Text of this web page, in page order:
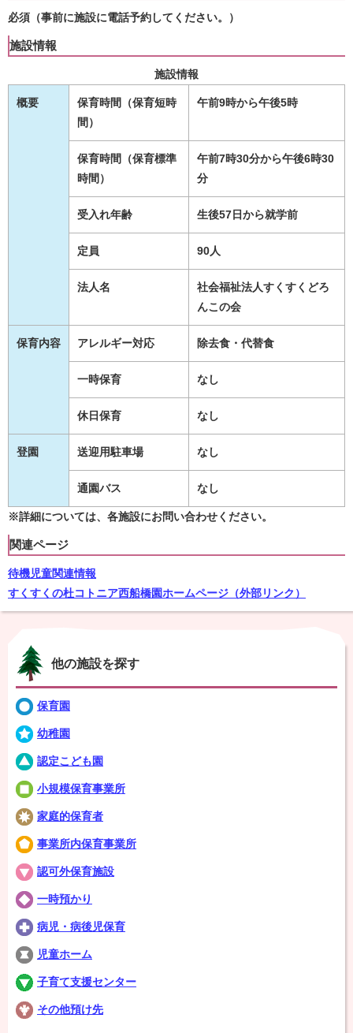
必須 （事前に施設に電話予約してください。）
施設情報
施設情報
概要
保育時間（保育短時
間）
午前9時から午後5時
保育時間（保育標準
時間）
午前7時30分から午後6時30
分
受入れ年齢 生後57日から就学前
定員 90人
法人名
社会福祉法人すくすくどろ
んこの会
保育内容 アレルギー対応 除去食・代替食
一時保育 なし
休日保育 なし
登園 送迎用駐車場 なし
通園バス なし
※詳細については、各施設にお問い合わせください。
関連ページ
待機児童関連情報
すくすくの杜コトニア西船橋園ホームページ（外部リンク）
他の施設を探す
保育園
幼稚園
認定こども園
小規模保育事業所
家庭的保育者
事業所内保育事業所
認可外保育施設
一時預かり
病児・病後児保育
児童ホーム
子育て支援センター
その他預け先